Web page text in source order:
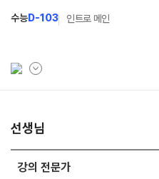
수능D-103 인트로 메인
학원소개
학원안내
선생님
강의 전문가